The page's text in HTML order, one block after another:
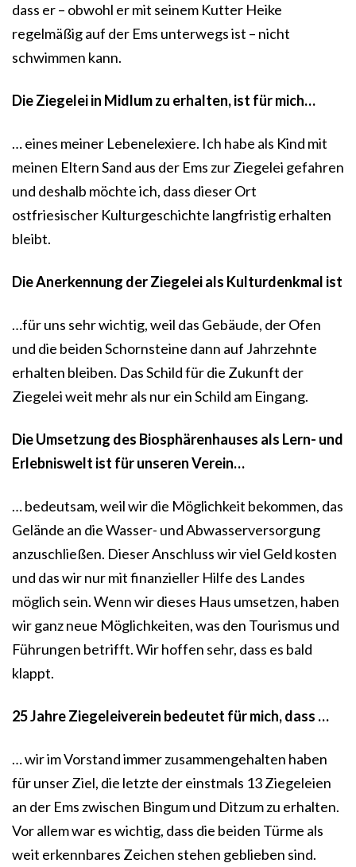
dass er – obwohl er mit seinem Kutter Heike
regelmäßig auf der Ems unterwegs ist – nicht
schwimmen kann.
Die Ziegelei in Midlum zu erhalten, ist für mich…
… eines meiner Lebenelexiere. Ich habe als Kind mit
meinen Eltern Sand aus der Ems zur Ziegelei gefahren
und deshalb möchte ich, dass dieser Ort
ostfriesischer Kulturgeschichte langfristig erhalten
bleibt.
Die Anerkennung der Ziegelei als Kulturdenkmal ist
…für uns sehr wichtig, weil das Gebäude, der Ofen
und die beiden Schornsteine dann auf Jahrzehnte
erhalten bleiben. Das Schild für die Zukunft der
Ziegelei weit mehr als nur ein Schild am Eingang.
Die Umsetzung des Biosphärenhauses als Lern- und
Erlebniswelt ist für unseren Verein…
… bedeutsam, weil wir die Möglichkeit bekommen, das
Gelände an die Wasser- und Abwasserversorgung
anzuschließen. Dieser Anschluss wir viel Geld kosten
und das wir nur mit finanzieller Hilfe des Landes
möglich sein. Wenn wir dieses Haus umsetzen, haben
wir ganz neue Möglichkeiten, was den Tourismus und
Führungen betrifft. Wir hoffen sehr, dass es bald
klappt.
25 Jahre Ziegeleiverein bedeutet für mich, dass …
… wir im Vorstand immer zusammengehalten haben
für unser Ziel, die letzte der einstmals 13 Ziegeleien
an der Ems zwischen Bingum und Ditzum zu erhalten.
Vor allem war es wichtig, dass die beiden Türme als
weit erkennbares Zeichen stehen geblieben sind.